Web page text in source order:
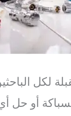
لكل
أو حل